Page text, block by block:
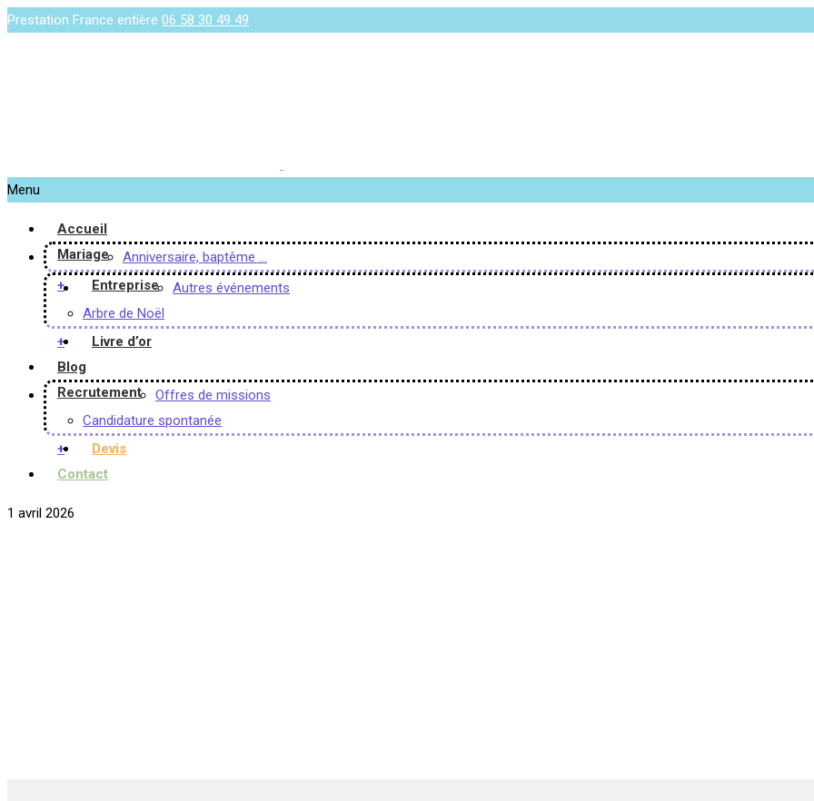
Prestation France entière 06 58 30 49 49
Menu
Accueil
Mariage
Anniversaire, baptême …
+
Entreprise
Autres événements
Arbre de Noël
+
Livre d’or
Blog
Recrutement
Offres de missions
Candidature spontanée
+
Devis
Contact
1 avril 2026